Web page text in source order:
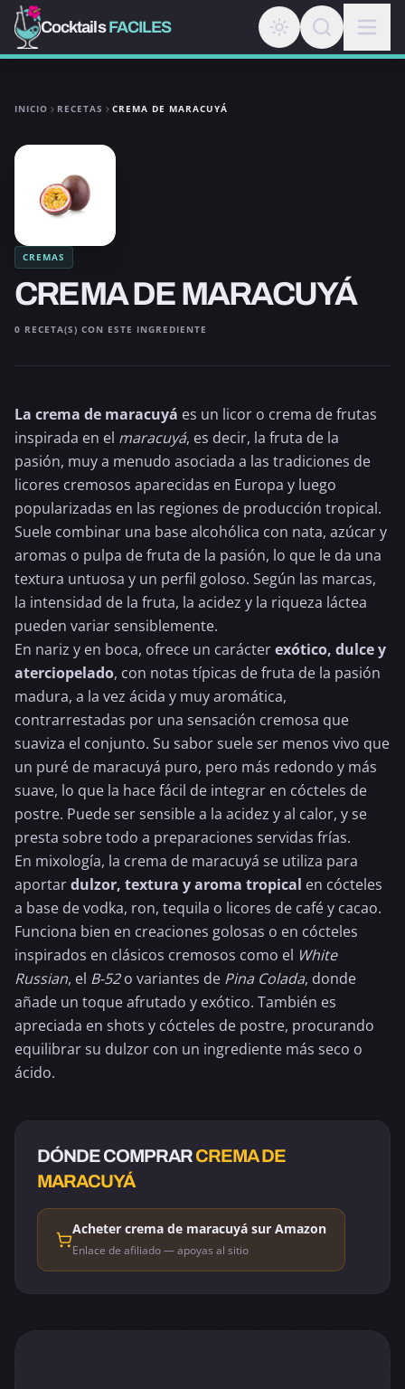
CocktailsFACILES
INICIO RECETAS CREMA DE MARACUYÁ
CREMAS
CREMA DE MARACUYÁ
0 RECETA(S) CON ESTE INGREDIENTE
La crema de maracuyá es un licor o crema de frutas
inspirada en el maracuyá, es decir, la fruta de la
pasión, muy a menudo asociada a las tradiciones de
licores cremosos aparecidas en Europa y luego
popularizadas en las regiones de producción tropical.
Suele combinar una base alcohólica con nata, azúcar y
aromas o pulpa de fruta de la pasión, lo que le da una
textura untuosa y un perfil goloso. Según las marcas,
la intensidad de la fruta, la acidez y la riqueza láctea
pueden variar sensiblemente.
En nariz y en boca, ofrece un carácterexótico, dulce y
aterciopelado, con notas típicas de fruta de la pasión
madura, a la vez ácida y muy aromática,
contrarrestadas por una sensación cremosa que
suaviza el conjunto. Su sabor suele ser menos vivo que
un puré de maracuyá puro, pero más redondo y más
suave, lo que la hace fácil de integrar en cócteles de
postre. Puede ser sensible a la acidez y al calor, y se
presta sobre todo a preparaciones servidas frías.
En mixología, la crema de maracuyá se utiliza para
aportardulzor, textura y aroma tropical en cócteles
a base de vodka, ron, tequila o licores de café y cacao.
Funciona bien en creaciones golosas o en cócteles
inspirados en clásicos cremosos como el White
Russian, el B-52o variantes de Pina Colada, donde
añade un toque afrutado y exótico. También es
apreciada en shots y cócteles de postre, procurando
equilibrar su dulzor con un ingrediente más seco o
ácido.
DÓNDE COMPRARCREMA DE
MARACUYÁ
Acheter crema de maracuyá sur Amazon
Enlace de afiliado — apoyas al sitio